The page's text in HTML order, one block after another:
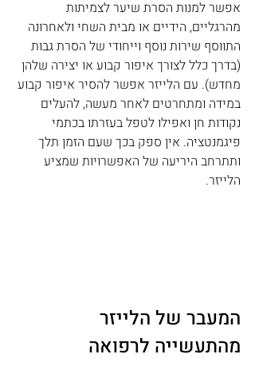
אפשר למנות הסרת שיער לצמיתות
מהרגליים, הידיים או מבית השחי ולאחרונה
התווסף שירות נוסף וייחודי של הסרת גבות
(בדרך כלל לצורך איפור קבוע או יצירה שלהן
מחדש). עם הלייזר אפשר להסיר איפור קבוע
במידה ומתחרטים לאחר מעשה, להעלים
נקודות חן ואפילו לטפל בעזרתו בכתמי
פיגמנטציה. אין ספק בכך שעם הזמן תלך
ותתרחב היריעה של האפשרויות שמציע
הלייזר.
המעבר של הלייזר
מהתעשייה לרפואה